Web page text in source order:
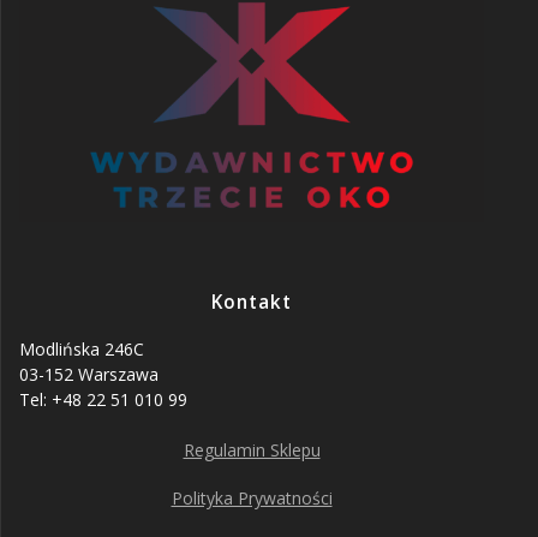
Kontakt
Modlińska 246C
03-152 Warszawa
Tel: +48 22 51 010 99
Regulamin Sklepu
Polityka Prywatności